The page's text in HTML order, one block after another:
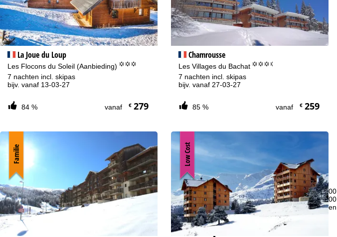
Advies
020 713 9190 of +4922188828373
Openingstijden
ma-do:
09:00-17:00
vr:
09:00-14:00
za-zo:
gesloten
La Joue du Loup
Les Flocons du Soleil (Aanbieding) °°°
7 nachten incl. skipas
bijv. vanaf 13-03-27
84 % vanaf €279
Chamrousse
Les Villages du Bachat °°°.
7 nachten incl. skipas
bijv. vanaf 27-03-27
85 % vanaf €259
Familie Low Cost